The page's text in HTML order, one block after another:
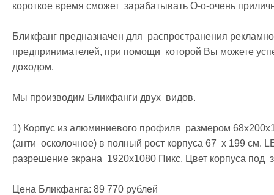
короткое время сможет  зарабатывать О-о-очень
Бликфанг предназначен для  распространения
предпринимателей, при помощи  которой Вы можете
доходом.
Мы производим Бликфанги двух  видов.
1) Корпус из алюминиевого профиля  размером
(анти  осколочное) в полный рост корпуса 67  х 199 см.
разрешение экрана  1920х1080 Пикс. Цвет корпуса под
Цена Бликфанга: 89 770 рублей